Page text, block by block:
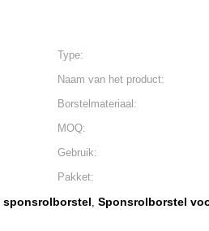
Type:
Naam van het product:
Borstelmateriaal:
MOQ:
Gebruik:
Pakket:
sponsrolborstel, Sponsrolborstel